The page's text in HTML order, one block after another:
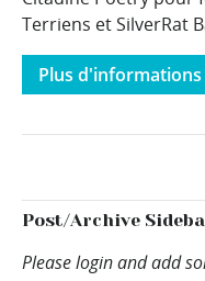
Terriens et SilverRat
Plus d'informations
Post/Archive
Please login and add